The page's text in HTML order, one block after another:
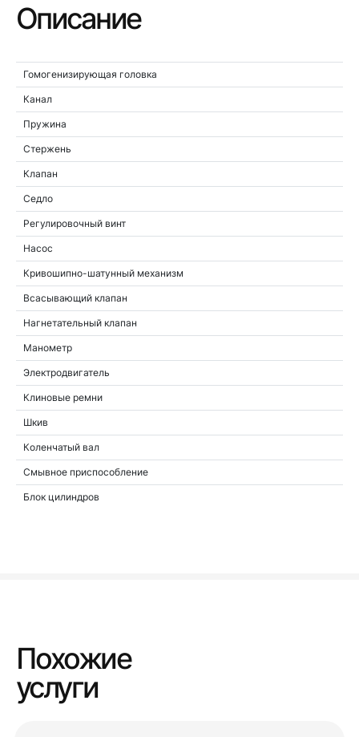
Описание
Гомогенизирующая головка
Канал
Пружина
Стержень
Клапан
Седло
Регулировочный винт
Насос
Кривошипно-шатунный механизм
Всасывающий клапан
Нагнетательный клапан
Манометр
Электродвигатель
Клиновые ремни
Шкив
Коленчатый вал
Смывное приспособление
Блок цилиндров
Похожие
услуги